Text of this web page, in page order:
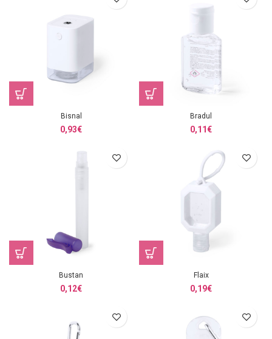
Bisnal
0,93€
Bradul
0,11€
Bustan
0,12€
Flaix
0,19€